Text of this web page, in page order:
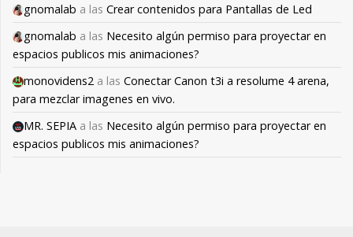
gnomalab a las Crear contenidos para Pantallas de Led
gnomalab a las Necesito algún permiso para proyectar en
espacios publicos mis animaciones?
monovidens2 a las Conectar Canon t3i a resolume 4 arena,
para mezclar imagenes en vivo.
MR. SEPIA a las Necesito algún permiso para proyectar en
espacios publicos mis animaciones?